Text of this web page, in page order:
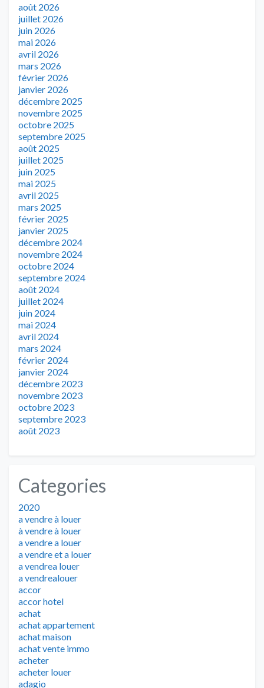
août 2026
juillet 2026
juin 2026
mai 2026
avril 2026
mars 2026
février 2026
janvier 2026
décembre 2025
novembre 2025
octobre 2025
septembre 2025
août 2025
juillet 2025
juin 2025
mai 2025
avril 2025
mars 2025
février 2025
janvier 2025
décembre 2024
novembre 2024
octobre 2024
septembre 2024
août 2024
juillet 2024
juin 2024
mai 2024
avril 2024
mars 2024
février 2024
janvier 2024
décembre 2023
novembre 2023
octobre 2023
septembre 2023
août 2023
Categories
2020
a vendre à louer
à vendre à louer
a vendre a louer
a vendre et a louer
a vendrea louer
a vendrealouer
accor
accor hotel
achat
achat appartement
achat maison
achat vente immo
acheter
acheter louer
adagio